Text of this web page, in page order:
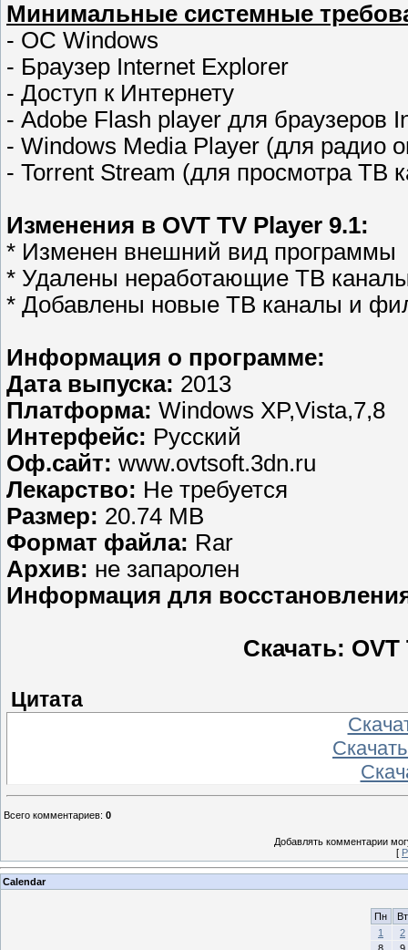
Минимальные системные
- OC Windows
- Браузер Internet Explorer
- Доступ к Интернету
- Adobe Flash player для браузеров
- Windows Media Player (для радио
- Torrent Stream (для просмотра ТВ
Изменения в OVT TV Player 9.1:
* Изменен внешний вид программы
* Удалены неработающие ТВ
* Добавлены новые ТВ каналы и
Информация о программе:
Дата выпуска: 2013
Платформа: Windows XP,Vista,7,8
Интерфейс: Русский
Оф.сайт: www.ovtsoft.3dn.ru
Лекарство: Не требуется
Размер: 20.74 MB
Формат файла: Rar
Aрхив: не запаролен
Информация для
Скачать:
Цитата
Всего комментариев: 0
Добавлять комментарии
[
Calendar
Пн
Вт
1
2